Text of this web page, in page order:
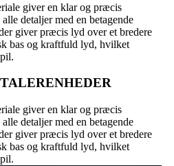
giver en klar og præcis
detaljer med en betagende
giver præcis lyd over et bredere
bas og kraftfuld lyd, hvilket
giver en klar og præcis
detaljer med en betagende
giver præcis lyd over et bredere
bas og kraftfuld lyd, hvilket